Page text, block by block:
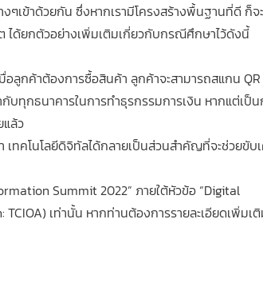
เข้าด้วยกัน ซึ่งหากเรามีโครงสร้างพื้นฐานที่ดี ก็จ
ด้ยกตัวอย่างเพิ่มเติมเกี่ยวกับกรณีศึกษาไว้ดังนี้
ลูกค้าต้องการซื้อสินค้า ลูกค้าจะสามารถสแกน QR
บทุกธนาคารในการทำธุรกรรมการเงิน หากแต่เป็
ล้ว
ทคโนโลยีดิจิทัลได้กลายเป็นส่วนสำคัญที่จะช่วยขั
Summit 2022” ภายใต้หัวข้อ “Digital
เท่านั้น หากท่านต้องการรายละเอียดเพิ่มเ